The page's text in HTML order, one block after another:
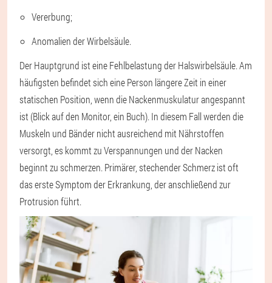
Vererbung;
Anomalien der Wirbelsäule.
Der Hauptgrund ist eine Fehlbelastung der Halswirbelsäule. Am
häufigsten befindet sich eine Person längere Zeit in einer
statischen Position, wenn die Nackenmuskulatur angespannt
ist (Blick auf den Monitor, ein Buch). In diesem Fall werden die
Muskeln und Bänder nicht ausreichend mit Nährstoffen
versorgt, es kommt zu Verspannungen und der Nacken
beginnt zu schmerzen. Primärer, stechender Schmerz ist oft
das erste Symptom der Erkrankung, der anschließend zur
Protrusion führt.